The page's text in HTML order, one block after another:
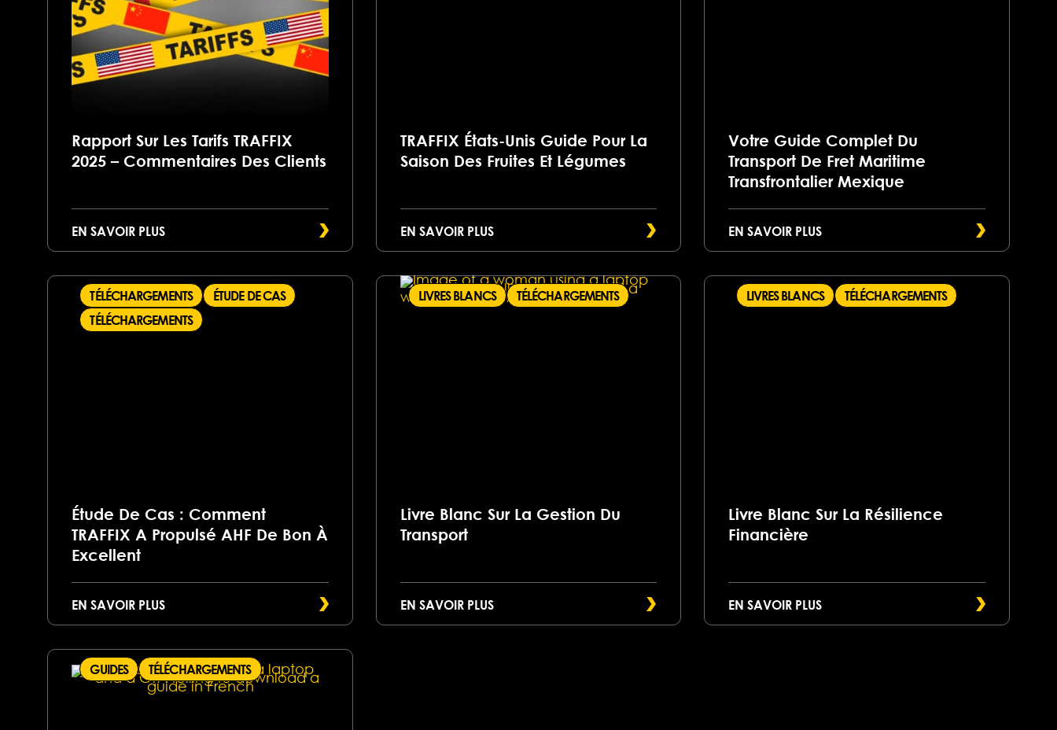
Rapport Sur Les Tarifs TRAFFIX
2025 – Commentaires Des Clients
EN SAVOIR PLUS
TRAFFIX États-Unis Guide Pour La
Saison Des Fruites Et Légumes
EN SAVOIR PLUS
Votre Guide Complet Du
Transport De Fret Maritime
Transfrontalier Mexique
EN SAVOIR PLUS
TÉLÉCHARGEMENTS
ÉTUDE DE CAS
TÉLÉCHARGEMENTS
Étude De Cas : Comment
TRAFFIX A Propulsé AHF De Bon À
Excellent
EN SAVOIR PLUS
LIVRES BLANCS TÉLÉCHARGEMENTS
Livre Blanc Sur La Gestion Du
Transport
EN SAVOIR PLUS
LIVRES BLANCS TÉLÉCHARGEMENTS
Livre Blanc Sur La Résilience
Financière
EN SAVOIR PLUS
GUIDES TÉLÉCHARGEMENTS